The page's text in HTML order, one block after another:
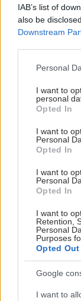
IAB’s list of
also be
Downstream
Please note
not limited to
grant or deny
use your data
consent section.
Personal
I want to
personal
Opted In
I want to
Personal
Opted In
I want to
Personal
Opted In
I want to
Retention,
Personal
Purposes
Opted Out
Google
I want to